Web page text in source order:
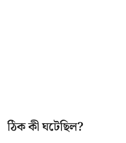
ঠিক কী ঘটেছিল?